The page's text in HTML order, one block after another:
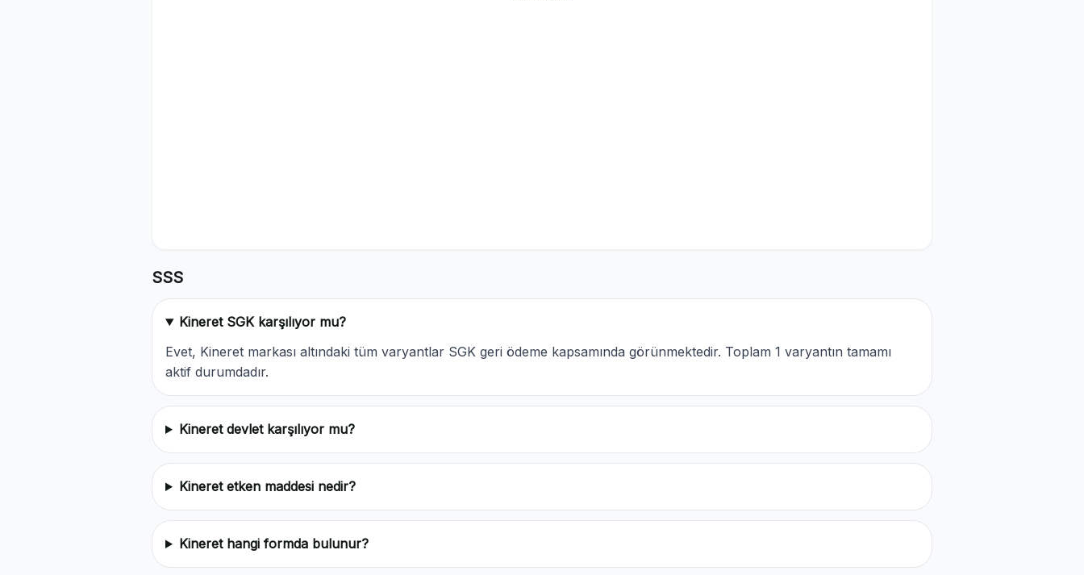
SSS
Kineret SGK karşılıyor mu?
Evet, Kineret markası altındaki tüm varyantlar SGK geri ödeme kapsamında görünmektedir. Toplam 1 varyantın tamamı
aktif durumdadır.
Kineret devlet karşılıyor mu?
Kineret etken maddesi nedir?
Kineret hangi formda bulunur?